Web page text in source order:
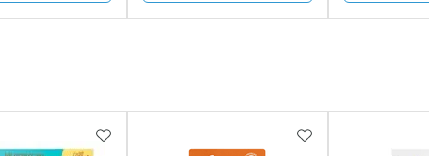
FAVORITOSADICIONAR AOS FAVORITOSADICIONAR AOS